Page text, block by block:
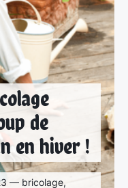
de
en hiver !
— bricolage,